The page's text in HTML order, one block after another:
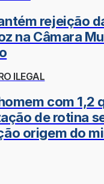
rejeição
na Câmara
ILEGAL
com 1,2
de rotina
origem do